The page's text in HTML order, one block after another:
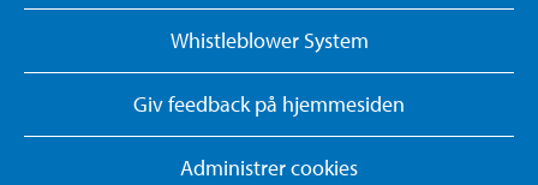
Whistleblower System
Giv feedback på hjemmesiden
Administrer cookies